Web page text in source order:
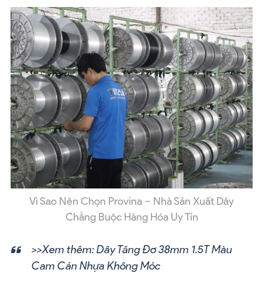
Vì Sao Nên Chọn Provina – Nhà Sản Xuất Dây
Chằng Buộc Hàng Hóa Uy Tín
>>Xem thêm:Dây Tăng Đơ 38mm 1.5T Màu
Cam Cán Nhựa Không Móc